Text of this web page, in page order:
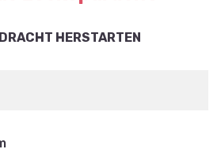
HERSTARTEN